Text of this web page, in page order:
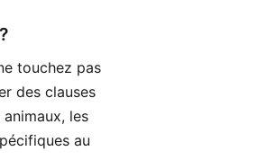
touchez pas
des clauses
les
au